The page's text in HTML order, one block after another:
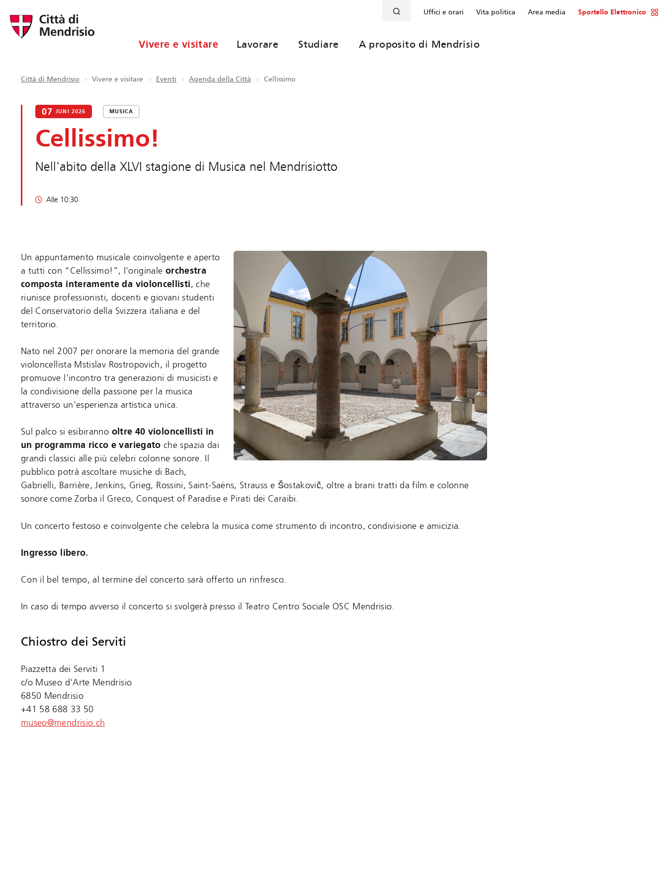
Uffici e orari Vita politica Area media Sportello Elettronico
Vivere e visitare Lavorare Studiare A proposito di Mendrisio
Città di Mendrisio Vivere e visitare Eventi Agenda della Città Cellissimo
07 JUNI 2026 MUSICA
Cellissimo!
Nell'abito della XLVI stagione di Musica nel Mendrisiotto
Alle 10:30
Un appuntamento musicale coinvolgente e aperto
a tutti con “Cellissimo!”, l'originale orchestra
composta interamente da violoncellisti, che
riunisce professionisti, docenti e giovani studenti
del Conservatorio della Svizzera italiana e del
territorio.
Nato nel 2007 per onorare la memoria del grande
violoncellista Mstislav Rostropovich, il progetto
promuove l'incontro tra generazioni di musicisti e
la condivisione della passione per la musica
attraverso un'esperienza artistica unica.
Sul palco si esibiranno oltre 40 violoncellisti in
un programma ricco e variegato che spazia dai
grandi classici alle più celebri colonne sonore. Il
pubblico potrà ascoltare musiche di Bach,
Gabrielli, Barrière, Jenkins, Grieg, Rossini, Saint-Saëns, Strauss e Šostakovič, oltre a brani tratti da film e colonne
sonore come Zorba il Greco, Conquest of Paradise e Pirati dei Caraibi.
Un concerto festoso e coinvolgente che celebra la musica come strumento di incontro, condivisione e amicizia.
Ingresso libero.
Con il bel tempo, al termine del concerto sarà offerto un rinfresco.
In caso di tempo avverso il concerto si svolgerà presso il Teatro Centro Sociale OSC Mendrisio.
Chiostro dei Serviti
Piazzetta dei Serviti 1
c/o Museo d'Arte Mendrisio
6850 Mendrisio
+41 58 688 33 50
museo@mendrisio.ch